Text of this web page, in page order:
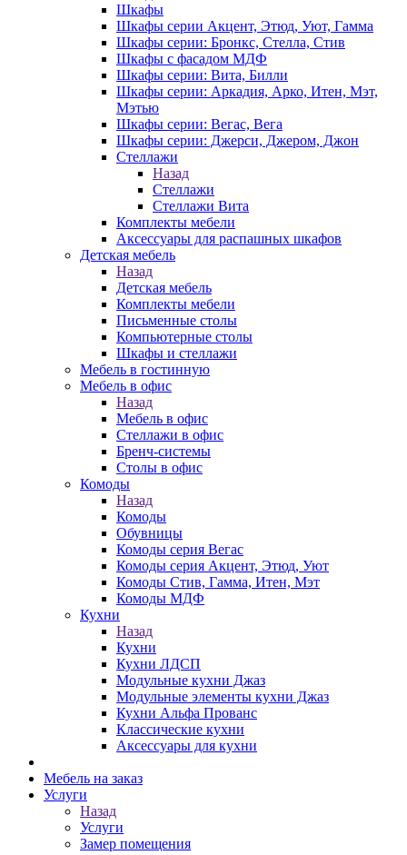
Шкафы
Шкафы серии Акцент, Этюд, Уют, Гамма
Шкафы серии: Бронкс, Стелла, Стив
Шкафы с фасадом МДФ
Шкафы серии: Вита, Билли
Шкафы серии: Аркадия, Арко, Итен, Мэт,
Мэтью
Шкафы серии: Вегас, Вега
Шкафы серии: Джерси, Джером, Джон
Стеллажи
Назад
Стеллажи
Стеллажи Вита
Комплекты мебели
Аксессуары для распашных шкафов
Детская мебель
Назад
Детская мебель
Комплекты мебели
Письменные столы
Компьютерные столы
Шкафы и стеллажи
Мебель в гостинную
Мебель в офис
Назад
Мебель в офис
Стеллажи в офис
Бренч-системы
Столы в офис
Комоды
Назад
Комоды
Обувницы
Комоды серия Вегас
Комоды серия Акцент, Этюд, Уют
Комоды Стив, Гамма, Итен, Мэт
Комоды МДФ
Кухни
Назад
Кухни
Кухни ЛДСП
Модульные кухни Джаз
Модульные элементы кухни Джаз
Кухни Альфа Прованс
Классические кухни
Аксессуары для кухни
Мебель на заказ
Услуги
Назад
Услуги
Замер помещения